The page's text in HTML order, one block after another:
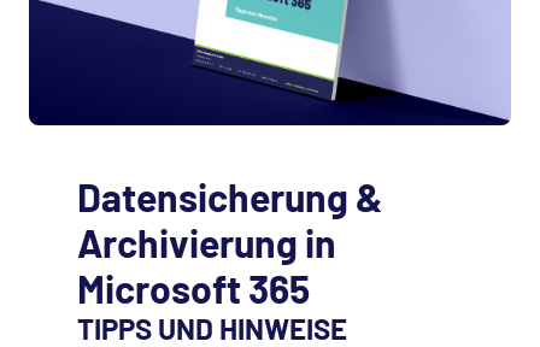
Datensicherung &
Archivierung in
Microsoft 365
TIPPS UND HINWEISE